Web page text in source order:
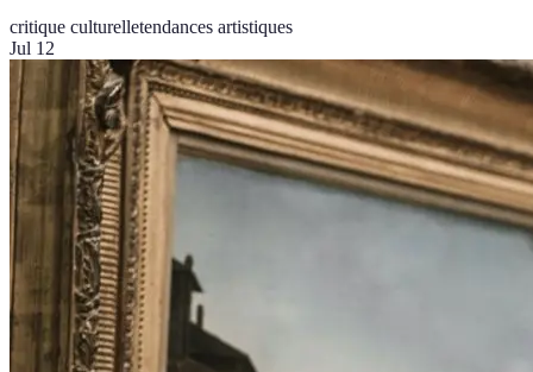
critique culturelletendances artistiques
Jul 12